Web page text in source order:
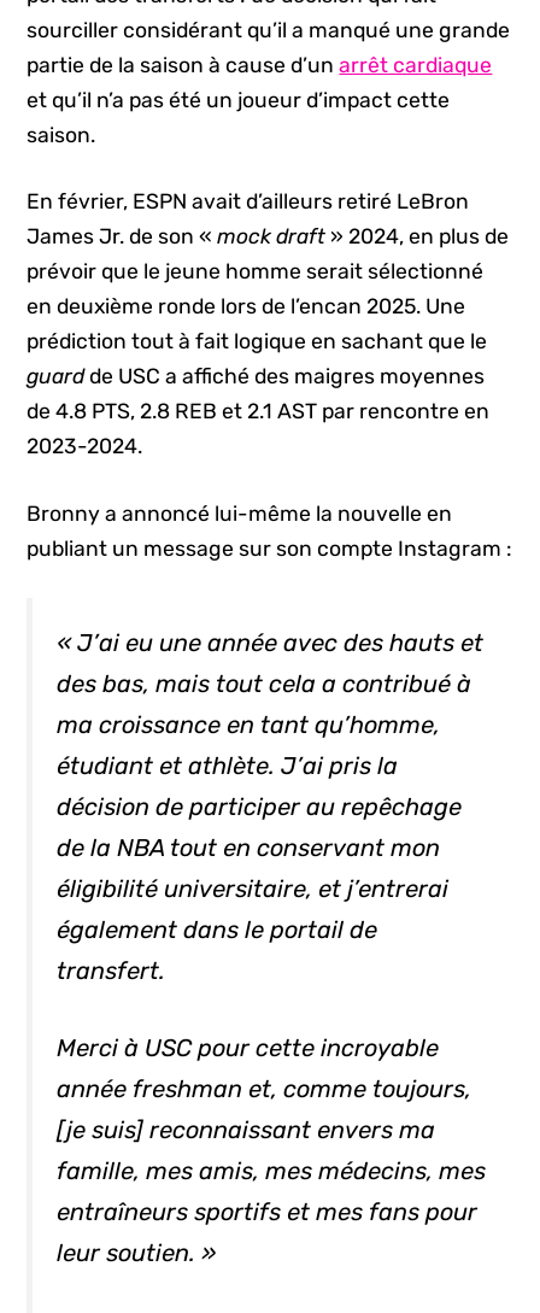
sourciller considérant qu’il a manqué une grande
partie de la saison à cause d’unarrêt cardiaque
et qu’il n’a pas été un joueur d’impact cette
saison.
En février, ESPN avait d’ailleurs retiré LeBron
James Jr. de son «mock draft » 2024, en plus de
prévoir que le jeune homme serait sélectionné
en deuxième ronde lors de l’encan 2025. Une
prédiction tout à fait logique en sachant que le
guardde USC a affiché des maigres moyennes
de 4.8 PTS, 2.8 REB et 2.1 AST par rencontre en
2023-2024.
Bronny a annoncé lui-même la nouvelle en
publiant un message sur son compte Instagram :
« J’ai eu une année avec des hauts et
des bas, mais tout cela a contribué à
ma croissance en tant qu’homme,
étudiant et athlète. J’ai pris la
décision de participer au repêchage
de la NBA tout en conservant mon
éligibilité universitaire, et j’entrerai
également dans le portail de
transfert.
Merci à USC pour cette incroyable
année freshman et, comme toujours,
[je suis] reconnaissant envers ma
famille, mes amis, mes médecins, mes
entraîneurs sportifs et mes fans pour
leur soutien. »